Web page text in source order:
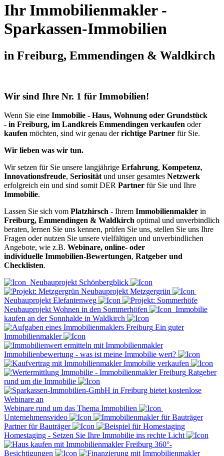
Ihr Immobilienmakler -
Sparkassen-Immobilien
in Freiburg, Emmendingen & Waldkirch
Wir sind Ihre Nr. 1 für Immobilien!
Wenn Sie eine Immobilie - Haus, Wohnung oder Grundstück
- in Freiburg, im Landkreis Emmendingen verkaufen oder
kaufen möchten, sind wir genau derrichtige Partner für Sie.
Wir lieben was wir tun.
Wir setzen für Sie unsere langjährige Erfahrung, Kompetenz,
Innovationsfreude, Seriosität und unser gesamtes Netzwerk
erfolgreich ein und sind somit DER Partner für Sie und Ihre
Immobilie.
Lassen Sie sich vom Platzhirsch - Ihrem Immobilienmakler in
Freiburg, Emmendingen & Waldkirch optimal und unverbindlich
beraten, lernen Sie uns kennen, prüfen Sie uns, stellen Sie uns Ihre
Fragen oder nutzen Sie unsere vielfältigen und unverbindlichen
Angebote, wie z.B. Webinare, online- oder
individuelle Immobilien-Bewertungen, Ratgeber und
Checklisten.
Neubauprojekt Schönbergblick
Neubauprojekt Metzgergrün
Neubauprojekt Elefantenweg
Neubauprojekt Wohnen in den Sommerhöfen
Immobilie
kaufen an der Sonnhalde in Waldkirch
Ein guter
Immobilienmakler
Immobilienbewertung - was ist meine Immobilie wert?
Immobilie verkaufen
Ratgeber
rund um die Immobilie
Webinare rund um das Thema Immobilien
Unternehmensvideo
Partner für Bauträger
Homestaging - Setzen Sie Ihre Immobilie ins rechte Licht
360°-
Besichtigungen